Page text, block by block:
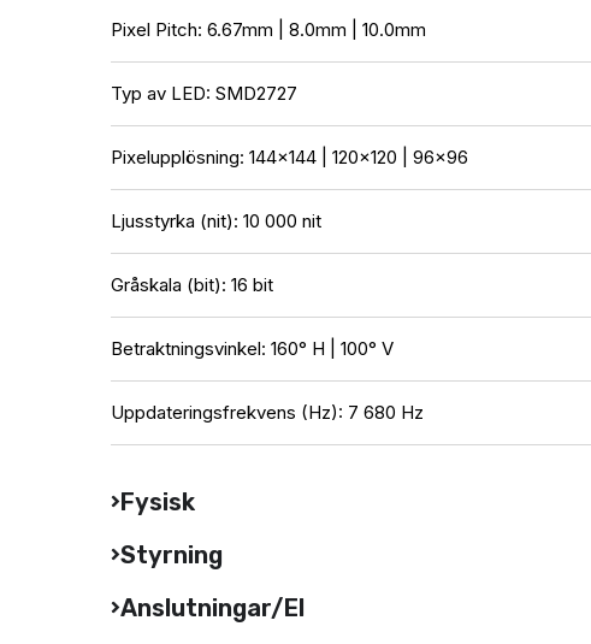
Pixel Pitch: 6.67mm | 8.0mm | 10.0mm
Typ av LED: SMD2727
Pixelupplösning: 144×144 | 120×120 | 96×96
Ljusstyrka (nit): 10 000 nit
Gråskala (bit): 16 bit
Betraktningsvinkel: 160° H | 100° V
Uppdateringsfrekvens (Hz): 7 680 Hz
Fysisk
Styrning
Anslutningar/El